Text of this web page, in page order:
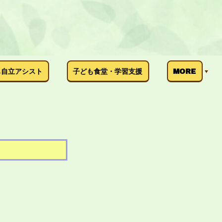
立アシスト 子ども食堂・学習支援 MORE